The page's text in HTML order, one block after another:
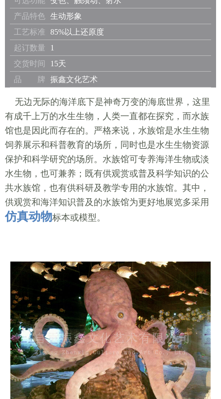
产品特色
生动形象
工艺标准
85%以上还原度
起订数量
1
交货时间
15天
品 牌
振鑫文化艺术
无边无际的海洋底下是神奇万变的海底世界，这里
有成千上万的水生生物，人类一直都在探究，而水族
馆也是因此而存在的。严格来说，水族馆是水生生物
饲养展示和科普教育的场所，同时也是水生生物资源
保护和科学研究的场所。水族馆可专养海洋生物或淡
水生物，也可兼养；既有供观赏或普及科学知识的公
共水族馆，也有供科研及教学专用的水族馆。其中，
供观赏和海洋知识普及的水族馆为更好地展览多采用
仿真动物标本或模型。